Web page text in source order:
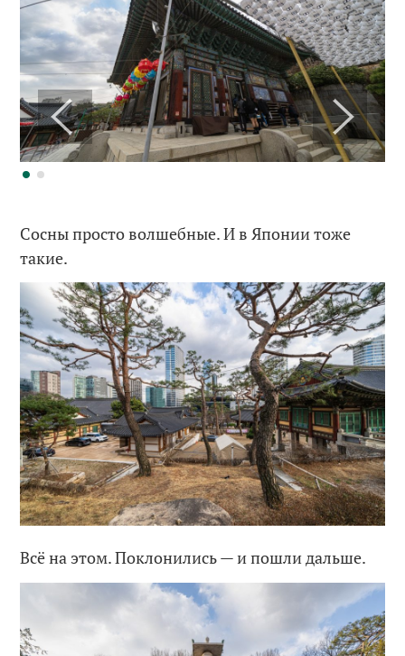
Сосны просто волшебные. И в Японии тоже
такие.
Всё на этом. Поклонились — и пошли дальше.